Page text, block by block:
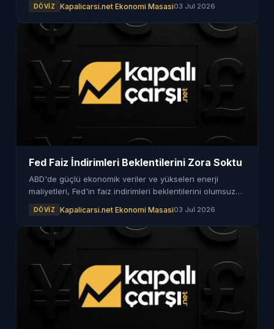
DÖVIZ Kapalicarsi.net Ekonomi Masasi03 Jul 2026
Fed Faiz İndirimleri Beklentilerini Zora Soktu
ABD'de güçlü ekonomik veriler ve yükselen enerji
maliyetleri, Fed'in faiz indirimleri beklentilerini olumsuz
DÖVIZ Kapalicarsi.net Ekonomi Masasi03 Jul 2026